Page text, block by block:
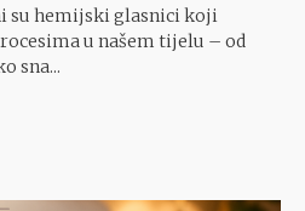
su hemijski glasnici koji
u našem tijelu – od
sna...